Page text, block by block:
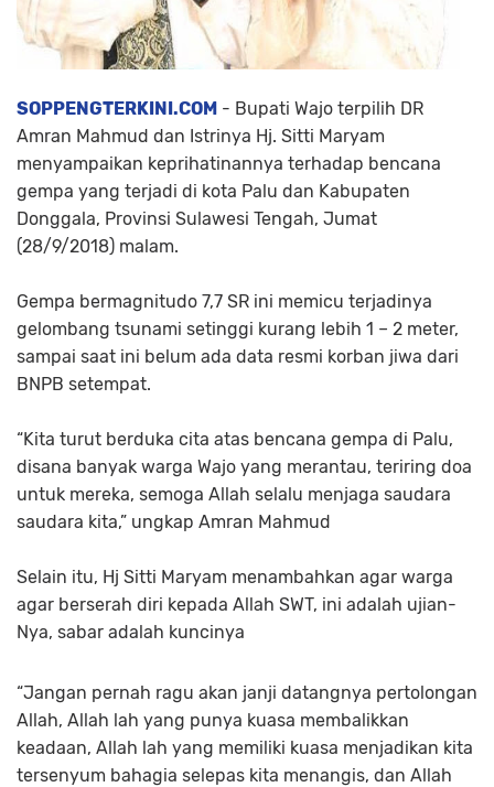
SOPPENGTERKINI.COM - Bupati Wajo terpilih DR
Amran Mahmud dan Istrinya Hj. Sitti Maryam
menyampaikan keprihatinannya terhadap bencana
gempa yang terjadi di kota Palu dan Kabupaten
Donggala, Provinsi Sulawesi Tengah, Jumat
(28/9/2018) malam.
Gempa bermagnitudo 7,7 SR ini memicu terjadinya
gelombang tsunami setinggi kurang lebih 1 – 2 meter,
sampai saat ini belum ada data resmi korban jiwa dari
BNPB setempat.
“Kita turut berduka cita atas bencana gempa di Palu,
disana banyak warga Wajo yang merantau, teriring doa
untuk mereka, semoga Allah selalu menjaga saudara
saudara kita,” ungkap Amran Mahmud
Selain itu, Hj Sitti Maryam menambahkan agar warga
agar berserah diri kepada Allah SWT, ini adalah ujian-
Nya, sabar adalah kuncinya
“Jangan pernah ragu akan janji datangnya pertolongan
Allah, Allah lah yang punya kuasa membalikkan
keadaan, Allah lah yang memiliki kuasa menjadikan kita
tersenyum bahagia selepas kita menangis, dan Allah